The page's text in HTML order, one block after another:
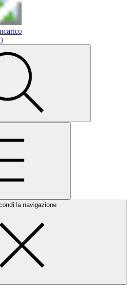
la navigazione